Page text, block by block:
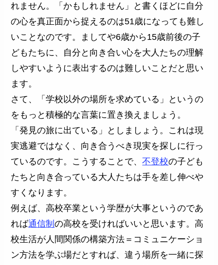
れません。「かもしれません」と書くほどに自分
の心を真正面から捉えるのは51歳になっても難し
いことなのです。ましてや6歳から15歳前後の子
どもたちに、自分と向き合い心を大人たちの理解
しやすいように表出するのは難しいことだと思い
ます。
さて、「学校以外の場所を求めている」というの
をもっと積極的な言葉に置き換えましょう。
「発見の旅に出ている」としましょう。これは現
実逃避ではなく、向き合うべき現実を探しに行っ
ているのです。こうすることで、不登校の子ども
たちと向き合っている大人たちは手を差し伸べや
すくなります。
例えば、高校卒業という学歴が大事というのであ
れば通信制の高校を受ければいいと思います。高
校生活が人間関係の構築方法＝コミュニケーショ
ン方法を学ぶ場だとすれば、違う場所を一緒に探